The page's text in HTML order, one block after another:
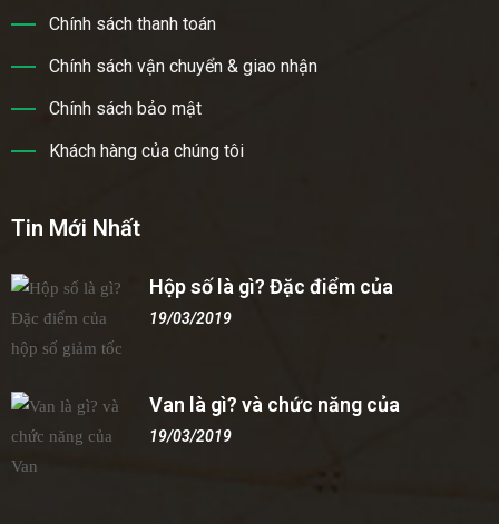
Chính sách thanh toán
Chính sách vận chuyển & giao nhận
Chính sách bảo mật
Khách hàng của chúng tôi
Tin Mới Nhất
Hộp số là gì? Đặc điểm của
19/03/2019
Van là gì? và chức năng của
19/03/2019